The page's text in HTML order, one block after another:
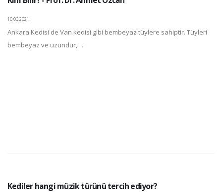
10.03.2021
Ankara Kedisi de Van kedisi gibi bembeyaz tüylere sahiptir. Tüyleri
bembeyaz ve uzundur, ...
Kediler hangi müzik türünü tercih ediyor?